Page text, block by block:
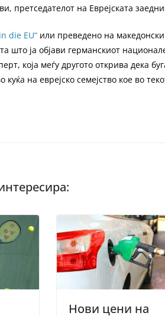
претседателот на Еврејската
die EU“ или преведено на македонски
што ја објави германскиот
која меѓу другото открива дека
куќа на еврејско семејство кое во
Нови цени на